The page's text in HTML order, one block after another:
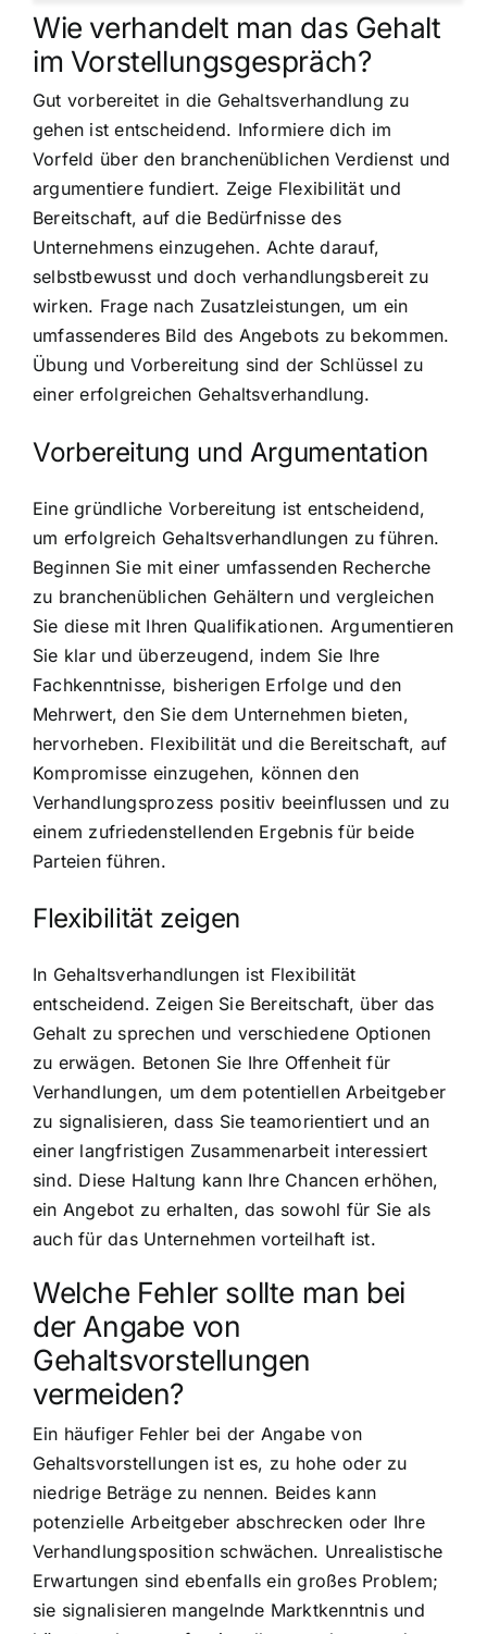
Wie verhandelt man das Gehalt
im Vorstellungsgespräch?
Gut vorbereitet in die Gehaltsverhandlung zu
gehen ist entscheidend. Informiere dich im
Vorfeld über den branchenüblichen Verdienst und
argumentiere fundiert. Zeige Flexibilität und
Bereitschaft, auf die Bedürfnisse des
Unternehmens einzugehen. Achte darauf,
selbstbewusst und doch verhandlungsbereit zu
wirken. Frage nach Zusatzleistungen, um ein
umfassenderes Bild des Angebots zu bekommen.
Übung und Vorbereitung sind der Schlüssel zu
einer erfolgreichen Gehaltsverhandlung.
Vorbereitung und Argumentation
Eine gründliche Vorbereitung ist entscheidend,
um erfolgreich Gehaltsverhandlungen zu führen.
Beginnen Sie mit einer umfassenden Recherche
zu branchenüblichen Gehältern und vergleichen
Sie diese mit Ihren Qualifikationen. Argumentieren
Sie klar und überzeugend, indem Sie Ihre
Fachkenntnisse, bisherigen Erfolge und den
Mehrwert, den Sie dem Unternehmen bieten,
hervorheben. Flexibilität und die Bereitschaft, auf
Kompromisse einzugehen, können den
Verhandlungsprozess positiv beeinflussen und zu
einem zufriedenstellenden Ergebnis für beide
Parteien führen.
Flexibilität zeigen
In Gehaltsverhandlungen ist Flexibilität
entscheidend. Zeigen Sie Bereitschaft, über das
Gehalt zu sprechen und verschiedene Optionen
zu erwägen. Betonen Sie Ihre Offenheit für
Verhandlungen, um dem potentiellen Arbeitgeber
zu signalisieren, dass Sie teamorientiert und an
einer langfristigen Zusammenarbeit interessiert
sind. Diese Haltung kann Ihre Chancen erhöhen,
ein Angebot zu erhalten, das sowohl für Sie als
auch für das Unternehmen vorteilhaft ist.
Welche Fehler sollte man bei
der Angabe von
Gehaltsvorstellungen
vermeiden?
Ein häufiger Fehler bei der Angabe von
Gehaltsvorstellungen ist es, zu hohe oder zu
niedrige Beträge zu nennen. Beides kann
potenzielle Arbeitgeber abschrecken oder Ihre
Verhandlungsposition schwächen. Unrealistische
Erwartungen sind ebenfalls ein großes Problem;
sie signalisieren mangelnde Marktkenntnis und